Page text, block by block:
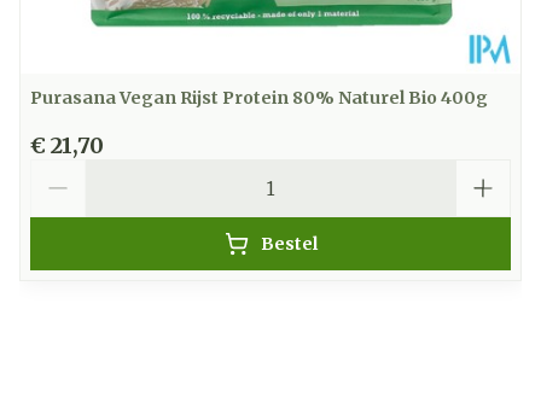
Purasana Vegan Rijst Protein 80% Naturel Bio 400g
€ 21,70
Bestel